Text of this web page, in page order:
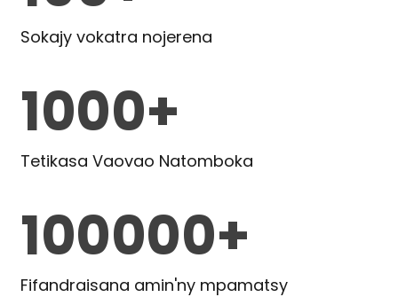
Sokajy vokatra nojerena
1000+
Tetikasa Vaovao Natomboka
100000+
Fifandraisana amin'ny mpamatsy